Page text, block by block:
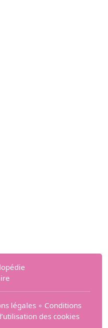
légales ∘ Conditions
des cookies